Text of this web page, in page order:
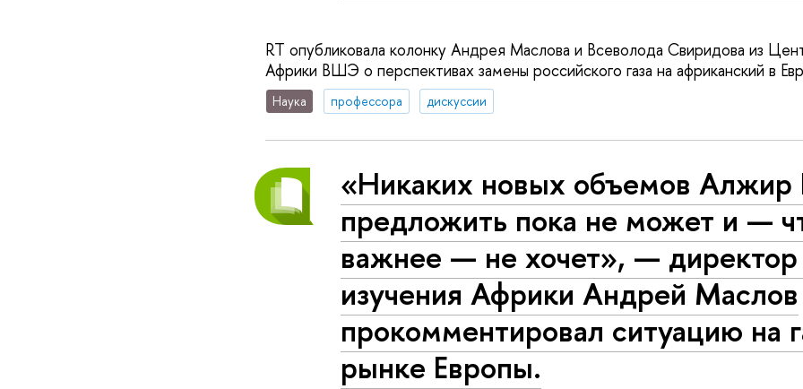
RT опубликовала колонку Андрея Маслова и Всеволода Свиридова из
Африки ВШЭ о перспективах замены российского газа на африканский в
Наука профессора дискуссии
«Никаких новых объемов Алжир
предложить пока не может и —
важнее — не хочет», —
изучения Африки Андрей Маслов
прокомментировал ситуацию на
рынке Европы.